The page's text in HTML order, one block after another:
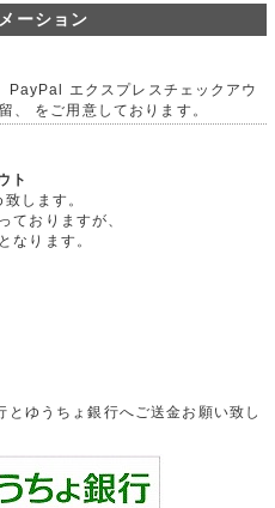
ーション
PayPal エクスプレスチェックアウ
、 をご用意しております。
ト
します。
ておりますが、
なります。
ゆうちょ銀行へご送金お願い致し